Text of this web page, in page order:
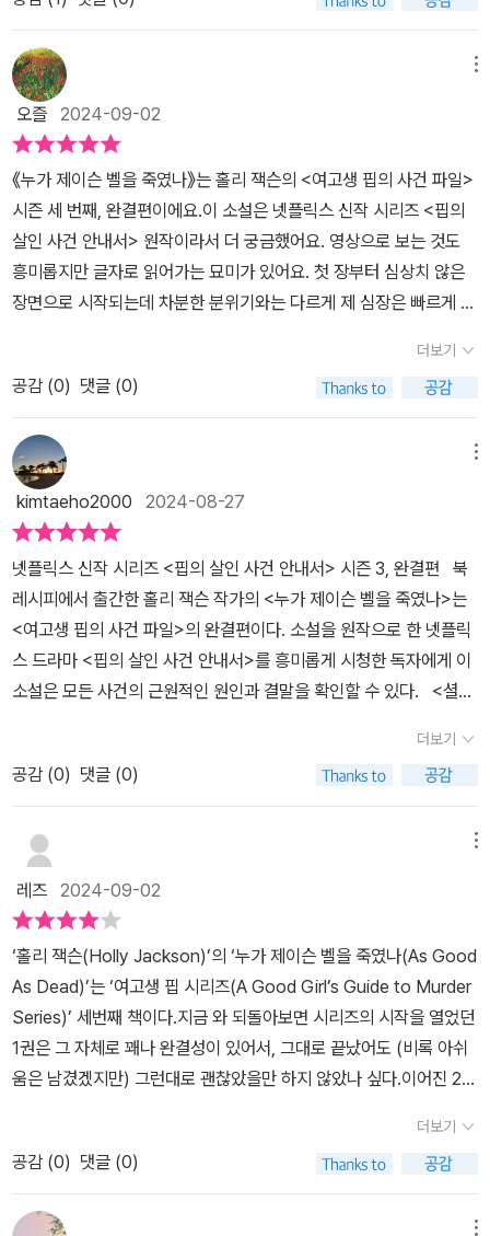
들 또한 사건을 추적하는 데 현실감과 긴장감을 부여해준다. 여고생
의 시점으로 진행되는 사건 조사이지만 전혀 유치하지 않고, 굉장히
진지하게 서사가 진행된다는 점도 이 시리즈의 매력 중 하나이다. 이
번 작품은 시리즈의 마지막이니 만큼 1편에서 시작된 여러 사건과 인
물들이 다시 수면 위로 오르며 드라마틱한 전개를 보여준다. 사건 해
결을 위한 핍의 아이디어도 충격적이고, 거듭되는 반전 또한 인상적
인 작품이었다. 넷플릭스에 방영중인 드라마를 재미있게 봤다면, 틱
톡에서 인기많은 영어덜트 소설이 궁금하다면 이 작품을 놓치지 말
자!*출판사로부터 도서를 제공받아 주관적으로 작성한 리뷰입니다.
재밌습니다. 팟캐스트 인터뷰, 증거물 사진, 문서 등 다양한 형태의 기
록물이 몰입도를 높입니다.스토커의 정체를 쫓던 핍은 이 모든 일의
시작인 DT 살인범이라는 또다른 연쇄살인범과의 연결고리를 발견하
게 됩니다. 생각보다 판이 커졌습니다. DT의 정체를 밝히기 위한 핍
의 행보는 결국 핍이 납치되면서 아드레날린이 치솟는 긴장감을 끌어
냅니다.<누가 제이슨 벨을 죽였나?>에서는 도덕적 회색 지대에 놓인
핍이 어떻게 그만의 방식대로 정의를 구현해 나가는지, 핍이 마주하
게 될 생사의 기로와 선택해야 할 도덕적 딜레마를 생생하게 펼쳐보
입니다. 고등학생 시절의 핍은 잊어도 좋습니다. 새롭게 각성한 핍의
모습에 깜짝 놀랄 겁니다.이 시리즈가 청소년 독자들에게도 핫한 반
에서 공감과 연민이라는 감정이 샘솟습니다.전작에서도 청소년이 주
날카로운 관찰, 경험에서 우러나오는 철학적 질문의 깊이가 예사롭지
않습니다.트라우마를 극복해나가는 핍의 여정, 정의를 실현하기 위한
도덕적 딜레마, 핍을 위협하는 범인의 진짜 정체까지 마지막 페이지
까지 긴장감을 선사하는 소설입니다.트루 크라임 장르 마니아, 긴장
감 넘치는 미스터리와 복잡한 심리적 갈등을 좋아한다면 큰 매력을
선사하는 여고생 핍의 사건파일 시리즈입니다. 홀리 잭슨의 걸작, 핍
의 마지막 사건을 놓치지 마세요.- 출판사로부터 도서를 제공받았습
니다
면담을 요구하자그녀는 면담을 피하기 위해그들이 원하는 모습을 연
기하기 시작합니다.​주변 사람들은 물론그녀의 남자친구 라비 또한 그
녀가 완치되었다고 믿었습니다.​핍은 자신이 운영하는 팟캐스트여고
생 핍의 사건 파일의 새 시즌을 시작할준비를 합니다.​작업을 이어가
던 중핍은 한 통의 이메일을받게 됩니다.​그 메일은 반복적으로발송되
어 오는스팸 메시지였습니다.​네가 사라지면누가 널 찾지?출처 누가
제이슨 벨을 죽였나 52페이지​익명의 사람이 보낸스팸 메시지로끝났
어야 했습니다.​네가 사라지면누가 널 찾지?추신. 돌 하나로새 두 마
리를 잡는다는 것, 늘 기억하도록.출처 누가 제이슨 벨을 죽였나 82
고 있었습니다.​핍은 죽은 새를 두는 사람,집 앞 진입로에 분필 그림을
그리는 사람,익명의 이메일 발신인이동일인은 아닐까란 의심을 하며
자신에게 스토커가 붙었다는생각을 하게 됩니다.익명의 이메일 발신
의 시작은핍의 팟캐스트 여고생 핍의 사건 파일제이미 실종사건 시즌
2 홍보 게시글에달린 답글이었습니다.​그리고 대부분의 경우'사라진
다'라는 곧 죽음을 뜻했다.출처 누가 제이슨 벨을 죽였나 90페이지익
명의 발신인은핍의 죽음을원하고 있었습니다.​자신이 주로 다니는워
킹 코스에 적힌 글을 보고핍은 경찰에 신고하기로 마음을 먹습니다.​
경찰관 호킨스는핍에게 해선 안될 말을하고 맙니다.​하지만 그거야 핍
이유명세를 원한 이상어쩔 수 없는 것이겠지.출처 누가 제이슨 벨을
죽였나 114페이지​호킨스 경위의 말에핍은 발끈하게 되고자신이 유
명세를 타게 된 이유는호킨스 경위의 일을 대신해서임을분명하게 알
믿은자신을 탓합니다.​호킨스 경위에게실망한 핍은최후의 한마디를
하고경찰서를 빠져나옵니다.​부탁 하나만요.혹시라도 제가 사라지면,
저 찾지 마세요.신경도 쓰지 마세요.출처 누가 제이슨 벨을 죽였나 11
9페이지핍은 새로운 시즌으로자신과 스토커를 주제로하기로 마음을
됩니다.​핍과 그자의 싸움이었다. 핍 자신을 구해내고원래의 핍을 되
찾을 것이다.출처 누가 제이슨 벨을 죽였나 127페이지​게임의 판이 바
뀌었고핍은 이 승부를 받아들이기로 합니다.핍을 노리는 스토커는막
대 인간 그림을 통해자신이 핍에게가까워지고 있음을알려옵니다.​날
찾으러 오는 중이니까.출처 누가 제이슨 벨을 죽였나 143페이지​팁은
라비와 인터넷 검색 중DT 살인범에 대한 기사를 보게 되고지금까지
발표된 피해자는네 번째까지였음을 알게 됩니다.​DT 살인범은 이미
잡혀있었으나,거짓 자백임을 확신하고핍은 수사를 시작합니다.​수사
를 하던 중익명의 메세지와수상한 전화를 받게 되고,핍은 DT로 의심
됩니다.​그리고 핍은핍이 그의 여섯 번째 목표물이었다.출처 누가 제
실하게 책이 살인 사건이나 범죄와 연관되어 있다는 느낌이 좋았습니
다​홀리 잭슨이라는 작가분은 이번에 처음 알게 된 분인데 평소에 게
임이나 범죄 실화 관련 다큐멘터리를 즐기는 편이라고 하더라고요 그
래서 그런지 소설의 플룻이 굉장히 세밀하고 좋았습니다 범죄에 관련
된 다큐도 많이 보셔서 그런가 관련된 내용도 많이 아시고 공부도 많
이 하신 것 같고 전문적인 느낌도 받았어요 범죄물은 전문 지식이 더
해지면서 딥해지면 어렵고 딱딱해질 수 있는데 너무 어렵지도 않았고
내용도 딱딱하지 않고 읽기도 편했습니다​본편이 무려 635장의 장대
한 분량이지만 스토리가 너무 재미있어서 한 번 읽기 시작하면 쉽게
끊을 수가 없다는 게 단점이라면 단점일까요?어느새 주변은 밤이 되
어 있다.하위는 감옥이 아닌 바로 저 주황색 불빛 아래 서 있고, 그의
눈은 그림자에 가려 보이지 않는다.스탠리가 그에게 다가가 자기 목
숨과도 같은 비밀을 지켜주는 대가로 돈을 한 뭉치 건넨다.그런 다음
탠리의 가슴팍을 뚫고 지나가며 셔츠에, 콘크리트 바닥에 피가 흥건
히 흐르기 시작한다. 그리고 왜인지 핍의 손에도 피가 묻어 있다.핍의
손은 이제 피범벅이 되어 있…….일단 소설은 시작부터 무언가 어두컴
컴한 느낌입니다 주인공인 핍은 과거의 사건에 대한 트라우마에 시달
리고 있었습니다그도 그럴 것이 패기 넘치게 사건을 조사하고 풀어갔
다고 하더라도 핍은 여고생입니다어린 나이에 충격적인 사건과 사람
들의 이기심과 부조리를 겪다 보면 심리적으로 큰 충격을 받게 되고,
특히나 친한 사람이 관련된 사건까지 해결하지만 그러면서 일어난 일
련의 사건에 대한 재판이라던가 다양한 것과 마주하게 되면 그것이
인사가 되어 버린 핍에겐 기이한 스토커까지 생겨버리고 그것이 핍의
삶을 더 옭아매기 시작합니다시시각각 다가오는 죽음의 그림자, 이제
는 살인 사건의 추리가 아니라 사건이 시작되기 전 먼저 스토커의 본
모습을 찾아내야 하는그야말로 핍 자신의 생존이 걸린 추리 싸움의
시작된 것인데요​사실 이 책은 앞의 시리즈를 읽지 않으면 조금 이해
하기 어려운 점이 많이 있습니다완결 편이라서 그런지 과거의 사건들
과 등장인물들에 대한 이야기가 많이 나오기 때문인데요저 역시도 앞
의 시리즈를 다 읽지 못해서 어려웠는데 지인분들 중에 소설을 읽은
분이 계셔서 이야기하면서 조금 많은 설명을 해주셨습니다그래도 역
시 나중에 앞의 시리즈들도 찾아서 읽어보고 다시 이 책도 한 번 더 읽
어볼 예정입니다 그땐 느낌이 확실히 더 다르겠죠?​이 소설은 짜임새
도 좋고, 문장력도 재밌지만 무엇보다 좋았던 게 바로 실제와 같은 느
으로 직접 보고 함께 수사를 해가는 듯한 느낌을 받을 수 있습니다 사
오즐 2024-09-02
《누가 제이슨 벨을 죽였나》는 홀리 잭슨의 <여고생 핍의 사건 파일>
시즌 세 번째, 완결편이에요.이 소설은 넷플릭스 신작 시리즈 <핍의
살인 사건 안내서> 원작이라서 더 궁금했어요. 영상으로 보는 것도
흥미롭지만 글자로 읽어가는 묘미가 있어요. 첫 장부터 심상치 않은
장면으로 시작되는데 차분한 분위기와는 다르게 제 심장은 빠르게 뛰
까요. 현관 앞 진입로에 놓여 있는 죽은 비둘기, 결코 유쾌하지 않은
상황이지만 단순히 그것뿐이었다면 우연으로 넘겼을 거예요. 하지만
그 뒤로 집 앞 길 위에 그려진 분필 자국을 발견했어요. '데드 걸 워킹
DEAD GIRL WALKING.', 곧 죽을 운명인 여자가 걸어간다? (97p)
핍은 방금 막 이 글씨를 '걸어서' 지나쳤고, 자신을 겨냥한 경고의 메
시지라는 확실한 직감이 있었기 때문에 만약을 대비한 증거 사진을
찍어뒀어요. 핍은 평범한 여고생이었는데 사건의 진실을 파헤치면서
너무나 많은 것들이 달라지고 말았어요. 학교 과제를 누구보다 더 적
극적으로 열심히 해냈을 뿐인데, 순진하게도 '진실'을 찾겠다는 의지
가 활활 타오르는 바람에 그 진실에 데이고 만 것 같아요. 그래서 진실
엔 기댈 수 없다는 걸 깨닫게 된 거예요. 판도라의 상자처럼 진실이 드
러날 때, 어떤 재앙이 일어날지 모른다면 함부로 열어서는 안 되는 거
예요. 만약 그 진실 때문에 사랑하는 이들이 위험에 빠지게 된다면, 어
떻게 해야 그들을 보호하면서 동시에 진실을 밝힐 수 있을까요. 핍은
인공 핍의 입장에서 전개되는 상황들을 온전히 몰입하며 따라가다 보
면 롤로코스터를 타는 기분이 들어요. 평범했던 여고생 핍에게 일어
난 결코 평범하지 않은 사건들이라는 점이 가장 섬뜩했어요. 범죄 사
건에서 그 누구도 예외일 순 없다는 사실을 자각하게 만드는, 여고생
핍의 사건 파일이었네요.
더보기
공감 (0) 댓글 (0)
kimtaeho2000 2024-08-27
넷플릭스 신작 시리즈 <핍의 살인 사건 안내서> 시즌 3, 완결편 북
레시피에서 출간한 홀리 잭슨 작가의 <누가 제이슨 벨을 죽였나>는
<여고생 핍의 사건 파일>의 완결편이다. 소설을 원작으로 한 넷플릭
스 드라마 <핍의 살인 사건 안내서>를 흥미롭게 시청한 독자에게 이
소설은 모든 사건의 근원적인 원인과 결말을 확인할 수 있다. <셜록
여성을 주인공으로 하는 하이틴 스릴러물이 독자의 사랑을 받을 수
있겠다고 생각했다. 홀리 잭슨은 영국의 한 마을에서 벌어지는 살인
사건을 해결하는 여고생을 주인공으로 <여고생 핍의 사건 파일>이라
는 소설로 영국에서 가장 인기 있는 영어덜트 소설 작가가 되었다. <
여고생 핍의 사건 파일>의 시즌1, <굿 걸, 배드 블러드>라는 시즌2에
이어 <누가 제이슨 벨을 죽였나>은 시즌3으로 핍에 관한 모든 사건
이 완결된다. 핍은 대학에 진학할 예정이지만 지난 사건의 기억에서
벗어나지 않는다. 맥스는 여전히 자신의 주위를 맴돌고, 온라인으로
자신을 위협하는 메일이 계속해서 날아든다. 그는 핍이 사라지면 누
가 찾을 건지 지속해서 물어보며 스토킹한다. 드라마를 시청하며 핍
의 구체적인 인물이 이미지로 다가왔다면, 소설은 핍이 가지는 내면
의 불안과 이를 해결하는 과정이 치밀하게 자세하게 서술된다. 맥스
를 강간범으로 알려 법원에 세웠지만, 맥스의 변호인단은 핍에게 오
히려 소송을 제기하려 하고 핍의 변호인도 협상에 임할 것을 권유한
는 정보를 모으고 스토커가 자신의 주위를 맴돌고 있음을 확신한다.
더보기
공감 (0) 댓글 (0)
레즈 2024-09-02
‘홀리 잭슨(Holly Jackson)’의 ‘누가 제이슨 벨을 죽였나(As Good
As Dead)’는 ‘여고생 핍 시리즈(A Good Girl’s Guide to Murder
Series)’ 세번째 책이다.지금 와 되돌아보면 시리즈의 시작을 열었던
1권은 그 자체로 꽤나 완결성이 있어서, 그대로 끝났어도 (비록 아쉬
움은 남겼겠지만) 그런대로 괜찮았을만 하지 않았나 싶다.이어진 2권
을 좀 떨어지는 편이다. 이전 이야기를 그대로 잇고 있는 것이 많기 때
문이다. 그래서, 만약 전권들을 보지 않고 이번 책을 집어든 사람이라
면 초반에 이야기를 따라가기 위해 조금은 인내를 해야할 필요가 있
더보기
공감 (0) 댓글 (0)